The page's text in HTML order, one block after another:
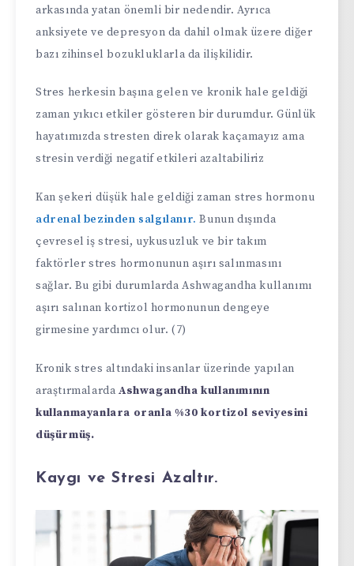
arkasında yatan önemli bir nedendir. Ayrıca
anksiyete ve depresyon da dahil olmak üzere diğer
bazı zihinsel bozukluklarla da ilişkilidir.
Stres herkesin başına gelen ve kronik hale geldiği
zaman yıkıcı etkiler gösteren bir durumdur. Günlük
hayatımızda stresten direk olarak kaçamayız ama
stresin verdiği negatif etkileri azaltabiliriz
Kan şekeri düşük hale geldiği zaman stres hormonu
adrenal bezinden salgılanır. Bunun dışında
çevresel iş stresi, uykusuzluk ve bir takım
faktörler stres hormonunun aşırı salınmasını
sağlar. Bu gibi durumlarda Ashwagandha kullanımı
aşırı salınan kortizol hormonunun dengeye
girmesine yardımcı olur. (7)
Kronik stres altındaki insanlar üzerinde yapılan
araştırmalarda Ashwagandha kullanımının
kullanmayanlara oranla %30 kortizol seviyesini
düşürmüş.
Kaygı ve Stresi Azaltır.